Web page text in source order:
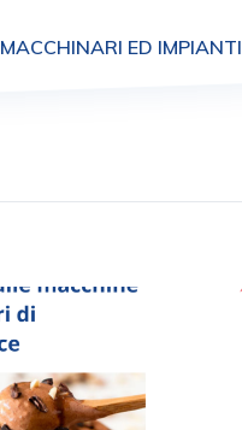
MACCHINARI ED IMPIANTI